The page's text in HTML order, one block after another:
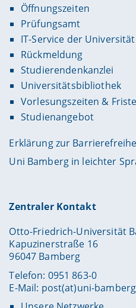
Öffnungszeiten
Prüfungsamt
IT-Service der Universität
Rückmeldung
Studierendenkanzlei
Universitätsbibliothek
Vorlesungszeiten &
Studienangebot
Erklärung zur
Uni Bamberg in leichter
Zentraler Kontakt
Otto-Friedrich-Universität
Kapuzinerstraße 16
96047 Bamberg
Telefon: 0951 863-0
E-Mail: post(at)uni-